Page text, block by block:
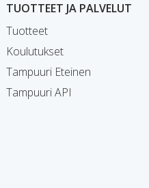
TUOTTEET JA PALVELUT
Tuotteet
Koulutukset
Tampuuri Eteinen
Tampuuri API